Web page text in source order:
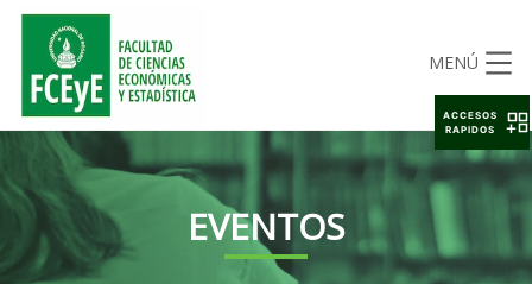
MENÚ
EVENTOS
ACCESOS
RAPIDOS